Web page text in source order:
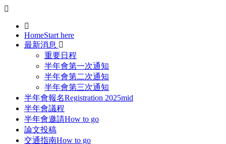
HomeStart here
最新消息
重要日程
半年會第一次通知
半年會第二次通知
半年會第三次通知
半年會報名Registration 2025mid
半年會議程
半年會邀請How to go
論文投稿
交通指南How to go